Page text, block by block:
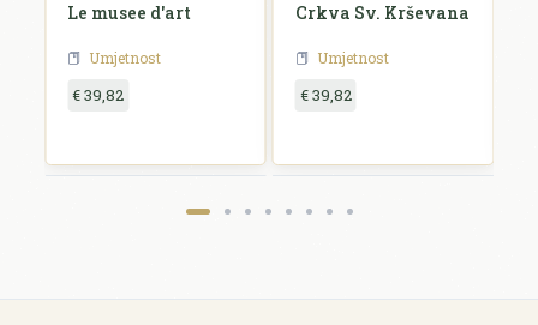
Le musee d'art
Umjetnost
€ 39,82
Crkva Sv. Krševana
Umjetnost
€ 39,82